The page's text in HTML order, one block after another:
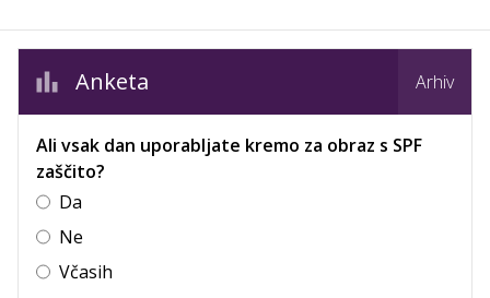
Anketa Arhiv
Ali vsak dan uporabljate kremo za obraz s SPF
zaščito?
Da
Ne
Včasih